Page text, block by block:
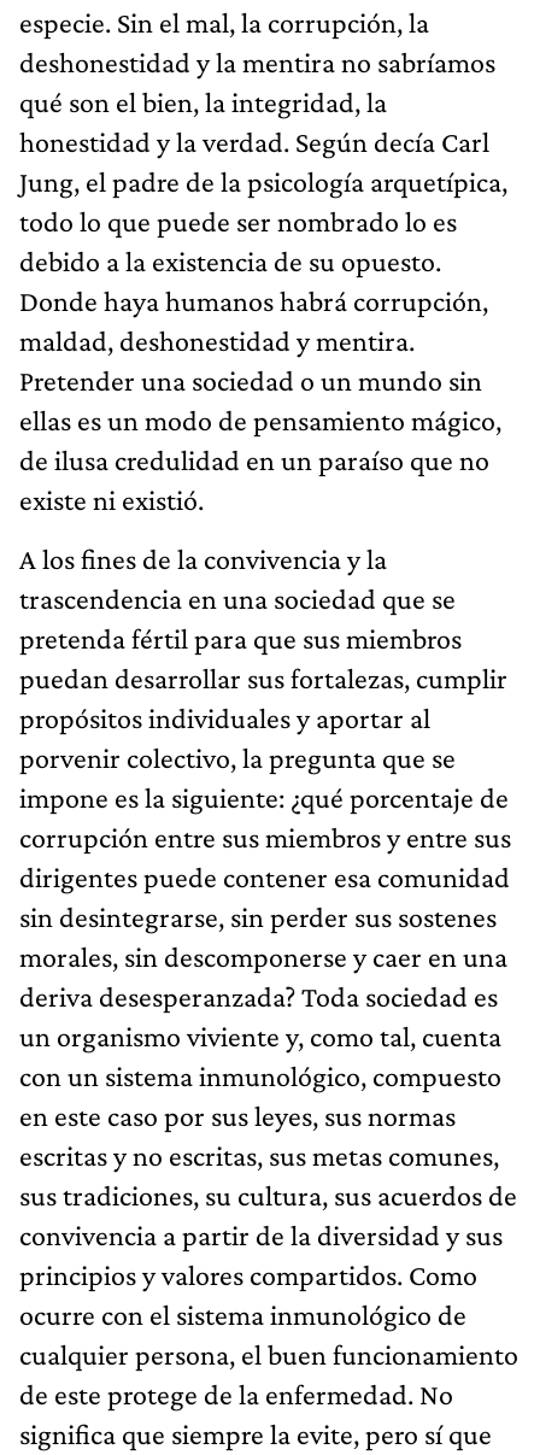
especie. Sin el mal, la corrupción, la
deshonestidad y la mentira no sabríamos
qué son el bien, la integridad, la
honestidad y la verdad. Según decía Carl
Jung, el padre de la psicología arquetípica,
todo lo que puede ser nombrado lo es
debido a la existencia de su opuesto.
Donde haya humanos habrá corrupción,
maldad, deshonestidad y mentira.
Pretender una sociedad o un mundo sin
ellas es un modo de pensamiento mágico,
de ilusa credulidad en un paraíso que no
existe ni existió.
A los fines de la convivencia y la
trascendencia en una sociedad que se
pretenda fértil para que sus miembros
puedan desarrollar sus fortalezas, cumplir
propósitos individuales y aportar al
porvenir colectivo, la pregunta que se
impone es la siguiente: ¿qué porcentaje de
corrupción entre sus miembros y entre sus
dirigentes puede contener esa comunidad
sin desintegrarse, sin perder sus sostenes
morales, sin descomponerse y caer en una
deriva desesperanzada? Toda sociedad es
un organismo viviente y, como tal, cuenta
con un sistema inmunológico, compuesto
en este caso por sus leyes, sus normas
escritas y no escritas, sus metas comunes,
sus tradiciones, su cultura, sus acuerdos de
convivencia a partir de la diversidad y sus
principios y valores compartidos. Como
ocurre con el sistema inmunológico de
cualquier persona, el buen funcionamiento
de este protege de la enfermedad. No
significa que siempre la evite, pero sí que